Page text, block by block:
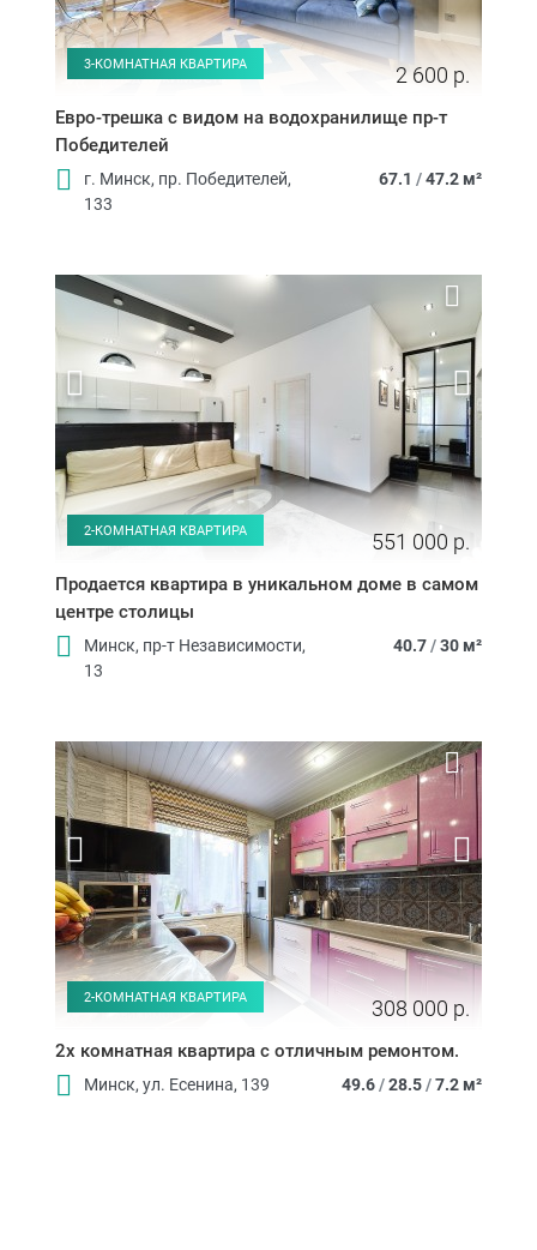
3-КОМНАТНАЯ КВАРТИРА 2 600 р.
Евро-трешка с видом на водохранилище пр-т
Победителей
г. Минск, пр. Победителей,
133
67.1 /47.2 м²
2-КОМНАТНАЯ КВАРТИРА 551 000 р.
Продается квартира в уникальном доме в самом
центре столицы
Минск, пр-т Независимости,
13
40.7/30 м²
2-КОМНАТНАЯ КВАРТИРА 308 000 р.
2х комнатная квартира с отличным ремонтом.
Минск, ул. Есенина, 139 49.6/28.5/7.2 м²